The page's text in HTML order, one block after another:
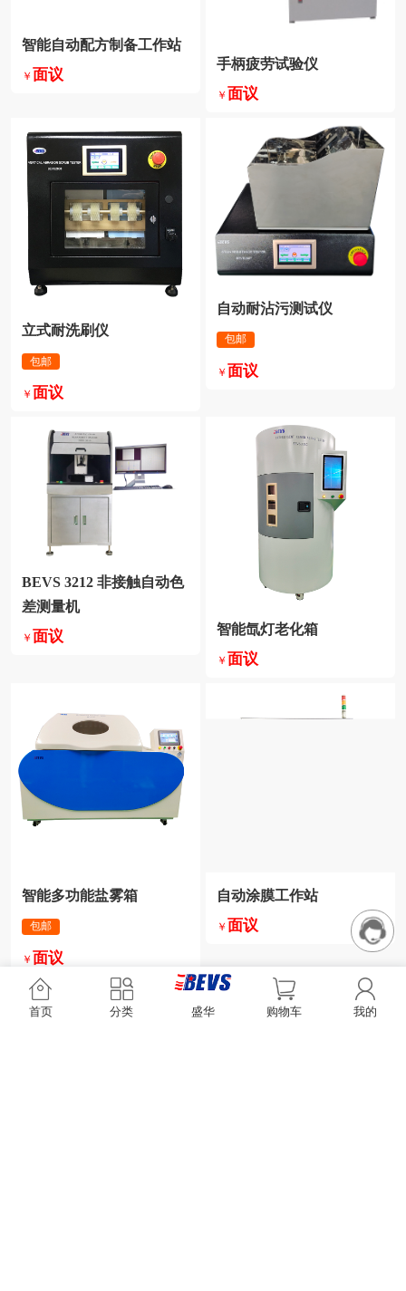
智能自动配方制备工作站
￥ 面议
手柄疲劳试验仪
￥ 面议
立式耐洗刷仪
包邮
￥ 面议
自动耐沾污测试仪
包邮
￥ 面议
差测量机
￥ 面议 智能氙灯老化箱
￥ 面议
智能多功能盐雾箱
包邮
￥ 面议
自动涂膜工作站
￥ 面议
铝制湿膜片
首页 分类 盛华 购物车 我的